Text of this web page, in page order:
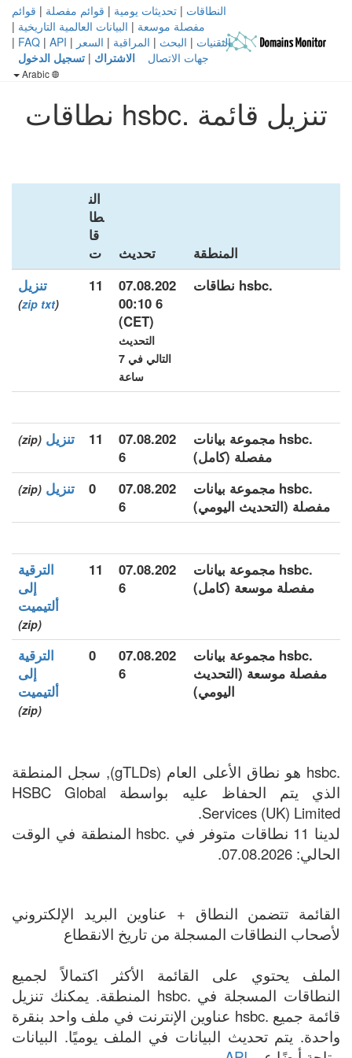
النطاقات | تحديثات يومية | قوائم مفصلة | قوائم
مفصلة موسعة | البيانات العالمية التاريخية |
التقنيات | البحث | المراقبة | السعر |
FAQ | API
|
جهات الاتصال
الاشتراك | تسجيل الدخول
تنزيل قائمة .hsbc نطاقات
المنطقة تحديث
الن
طا
قا
ت
.hsbc نطاقات
07.08.202
6 00:10
(CET)
التحديث
التالي في 7
ساعة
11 تنزيل
(
zip txt
)
.hsbc مجموعة بيانات
مفصلة (كامل)
07.08.202
6
11 تنزيل (zip)
.hsbc مجموعة بيانات
مفصلة (التحديث اليومي)
07.08.202
6
0 تنزيل (zip)
.hsbc مجموعة بيانات
مفصلة موسعة (كامل)
07.08.202
6
11
الترقية
إلى
ألتيميت
(zip)
.hsbc مجموعة بيانات
مفصلة موسعة (التحديث
اليومي)
07.08.202
6
0
الترقية
إلى
ألتيميت
(zip)
.hsbc هو نطاق الأعلى العام (gTLDs), سجل المنطقة
الذي يتم الحفاظ عليه بواسطة HSBC Global
Services (UK) Limited.
لدينا 11 نطاقات متوفر في .hsbc المنطقة في الوقت
الحالي: 07.08.2026.
القائمة تتضمن النطاق + عناوين البريد الإلكتروني
لأصحاب النطاقات المسجلة من تاريخ الانقطاع
الملف يحتوي على القائمة الأكثر اكتمالاً لجميع
النطاقات المسجلة في .hsbc المنطقة. يمكنك تنزيل
قائمة جميع .hsbc عناوين الإنترنت في ملف واحد بنقرة
واحدة. يتم تحديث البيانات في الملف يوميًا. البيانات